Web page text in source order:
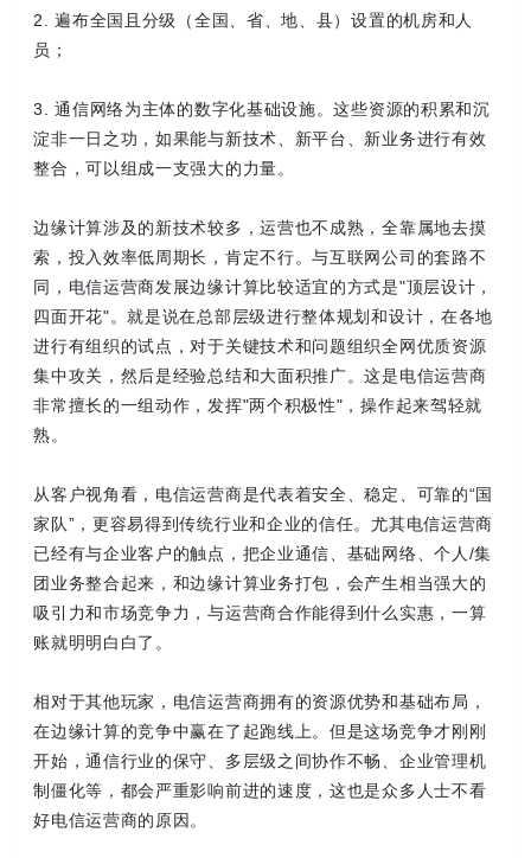
2. 遍布全国且分级（全国、省、地、县）设置的机房和人
员；
3. 通信网络为主体的数字化基础设施。这些资源的积累和沉
淀非一日之功，如果能与新技术、新平台、新业务进行有效
整合，可以组成一支强大的力量。
边缘计算涉及的新技术较多，运营也不成熟，全靠属地去摸
索，投入效率低周期长，肯定不行。与互联网公司的套路不
同，电信运营商发展边缘计算比较适宜的方式是"顶层设计，
四面开花"。就是说在总部层级进行整体规划和设计，在各地
进行有组织的试点，对于关键技术和问题组织全网优质资源
集中攻关，然后是经验总结和大面积推广。这是电信运营商
非常擅长的一组动作，发挥"两个积极性"，操作起来驾轻就
熟。
从客户视角看，电信运营商是代表着安全、稳定、可靠的“国
家队”，更容易得到传统行业和企业的信任。尤其电信运营商
已经有与企业客户的触点，把企业通信、基础网络、个人/集
团业务整合起来，和边缘计算业务打包，会产生相当强大的
吸引力和市场竞争力，与运营商合作能得到什么实惠，一算
账就明明白白了。
相对于其他玩家，电信运营商拥有的资源优势和基础布局，
在边缘计算的竞争中赢在了起跑线上。但是这场竞争才刚刚
开始，通信行业的保守、多层级之间协作不畅、企业管理机
制僵化等，都会严重影响前进的速度，这也是众多人士不看
好电信运营商的原因。